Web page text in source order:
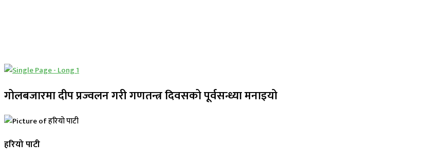
गोलबजारमा दीप प्रज्वलन गरी गणतन्त्र दिवसको पूर्वसन्ध्या मनाइयो
हरियो पाटी